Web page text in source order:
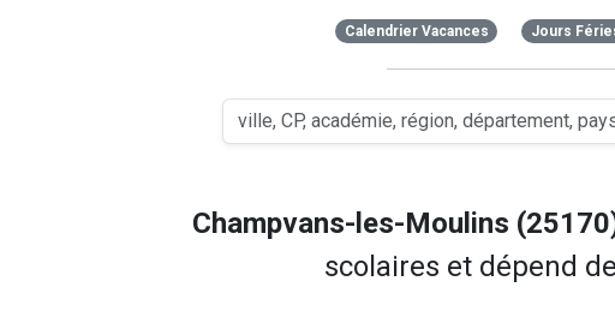
Calendrier Vacances Jours
Champvans-les-Moulins
scolaires et dépend